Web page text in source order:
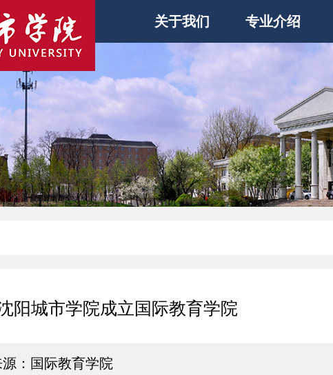
关于我们 专业介绍
阳城市学院成立国际教育学院
：国际教育学院